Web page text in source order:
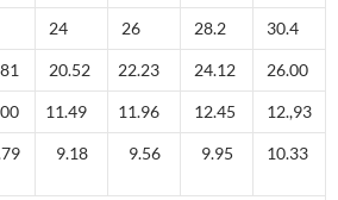
24 26 28.2 30.4
20.52 22.23 24.12 26.00
11.49 11.96 12.45 12.,93
9.18 9.56 9.95 10.33